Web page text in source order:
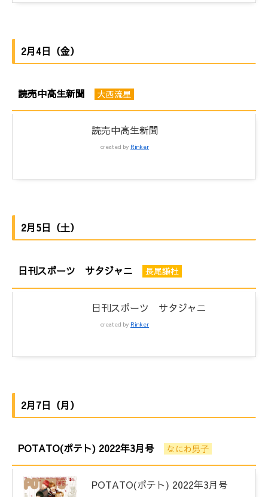
2月4日（金）
読売中高生新聞 大西流星
読売中高生新聞
created by Rinker
2月5日（土）
日刊スポーツ サタジャニ 長尾謙杜
日刊スポーツ サタジャニ
created by Rinker
2月7日（月）
POTATO(ポテト) 2022年3月号 なにわ男子
POTATO(ポテト) 2022年3月号